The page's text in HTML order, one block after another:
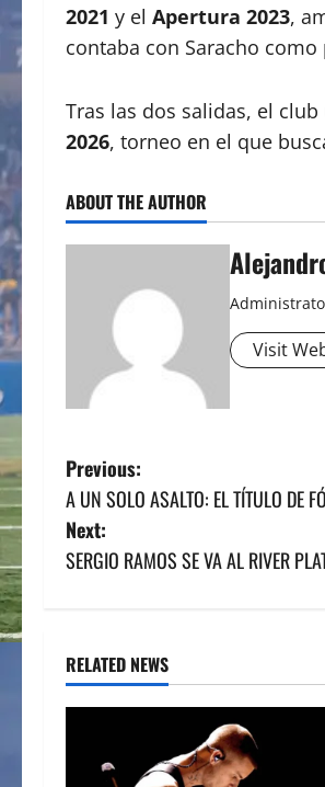
2021 y el Apertura 2023,
contaba con Saracho
Tras las dos salidas, el
2026, torneo en el que
ABOUT THE AUTHOR
Visit
P
o
s
n
a
Previous:
A UN SOLO ASALTO: EL TÍTULO DE
Next:
SERGIO RAMOS SE VA AL RIVER
RELATED NEWS